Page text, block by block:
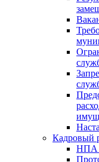
Кадровый
НПА